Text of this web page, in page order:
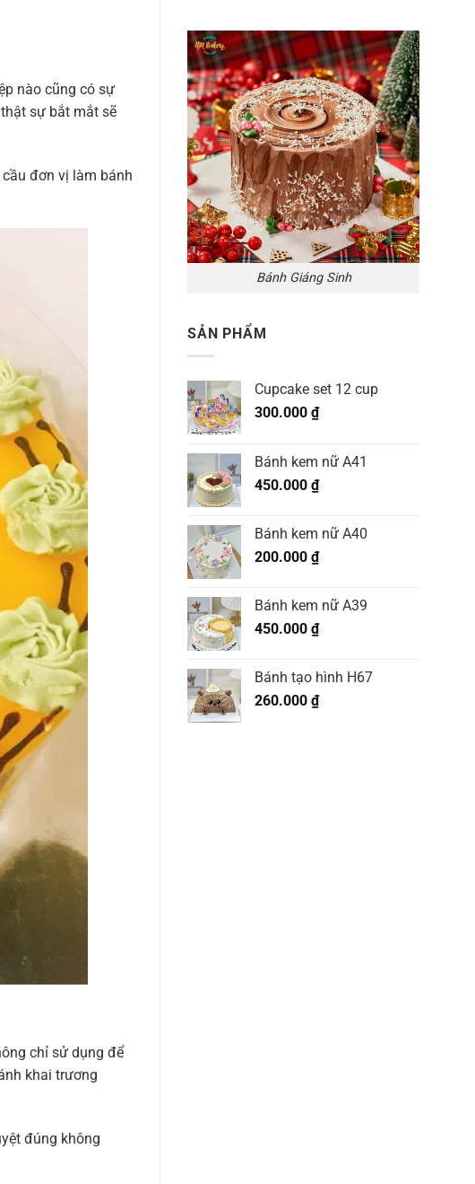
nào cũng có sự
sự bắt mắt sẽ
đơn vị làm bánh
chỉ sử dụng để
khai trương
đúng không
nói
thành
lời
Táo
luận
ở
Tất
niên,
tiệc
cuối
năm
–
Giải
pháp
bánh
kem,
teabreak
và
nước
uống
trọn
gói
cho
sự
côngBánh Giáng Sinh
SẢN PHẨM
Cupcake set 12 cup
300.000 ₫
Bánh kem nữ A41
450.000 ₫
Bánh kem nữ A40
200.000 ₫
Bánh kem nữ A39
450.000 ₫
Bánh tạo hình H67
260.000 ₫